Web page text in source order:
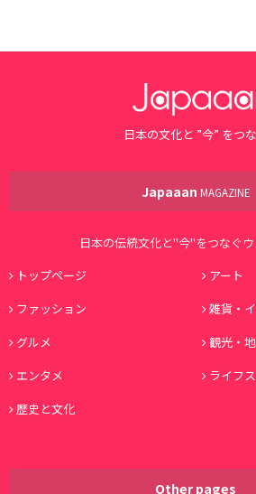
日本の文化と ”今” をつ
Japaaan MAGAZINE
日本の伝統文化と"今"をつなぐ
トップページ
アート
ファッション
雑貨・
グルメ
観光・
エンタメ
ライフ
歴史と文化
Other pages